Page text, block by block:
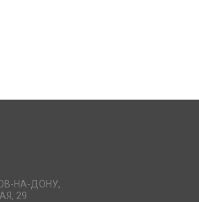
НА-ДОНУ,
29